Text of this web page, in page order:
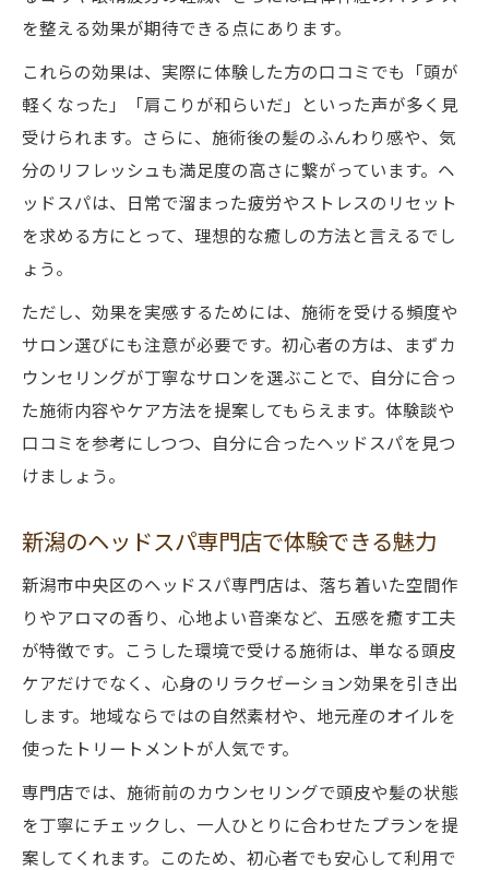
新潟市中央区で理想のヘッドスパ探し
新潟市中央区でヘッドスパ専門店の選び方
駅近で通いやすいヘッドスパの特徴を解説
カップルで楽しめるヘッドスパ利用法
安いヘッドスパを探す際の注意点とコツ
おすすめのヘッドスパが人気な理由とは
ヘッドスパの口コミ評価でわかる癒し効果
評判が高いヘッドスパの実際の体験談紹介
リラクゼーション重視のヘッドスパ選び方
ヘッドスパ利用者が語る効果と満足度とは
新潟市で人気のヘッドスパの評判を分析
通いやすさとコスパ重視の選び方ガイド
訣
通いやすいヘッドスパの立地条件を解説
安いヘッドスパを賢く選ぶための比較ポイ
ント
ヘッドスパの料金相場と満足度の関係性
自分に最適なヘッドスパを見つけるコツ
ヘッドスパが向いている人の特徴を解説
を整える効果が期待できる点にあります。
これらの効果は、実際に体験した方の口コミでも「頭が
軽くなった」「肩こりが和らいだ」といった声が多く見
受けられます。さらに、施術後の髪のふんわり感や、気
分のリフレッシュも満足度の高さに繋がっています。ヘ
ッドスパは、日常で溜まった疲労やストレスのリセット
を求める方にとって、理想的な癒しの方法と言えるでし
ょう。
ただし、効果を実感するためには、施術を受ける頻度や
サロン選びにも注意が必要です。初心者の方は、まずカ
ウンセリングが丁寧なサロンを選ぶことで、自分に合っ
た施術内容やケア方法を提案してもらえます。体験談や
口コミを参考にしつつ、自分に合ったヘッドスパを見つ
けましょう。
新潟のヘッドスパ専門店で体験できる魅力
新潟市中央区のヘッドスパ専門店は、落ち着いた空間作
りやアロマの香り、心地よい音楽など、五感を癒す工夫
が特徴です。こうした環境で受ける施術は、単なる頭皮
ケアだけでなく、心身のリラクゼーション効果を引き出
します。地域ならではの自然素材や、地元産のオイルを
使ったトリートメントが人気です。
専門店では、施術前のカウンセリングで頭皮や髪の状態
を丁寧にチェックし、一人ひとりに合わせたプランを提
案してくれます。このため、初心者でも安心して利用で